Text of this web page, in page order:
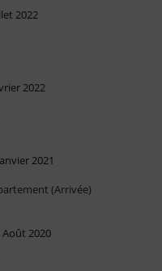
2022
2022
2021
(Arrivée)
2020